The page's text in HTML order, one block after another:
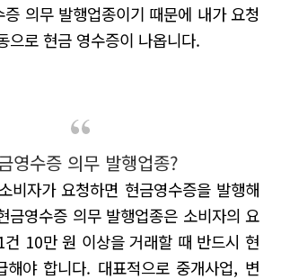
의무 발행업종이기 때문에 내가 요청
으로 현금 영수증이 나옵니다.
영수증 의무 발행업종?
비자가 요청하면 현금영수증을 발행해
금영수증 의무 발행업종은 소비자의 요
건 10만 원 이상을 거래할 때 반드시 현
해야 합니다. 대표적으로 중개사업, 변